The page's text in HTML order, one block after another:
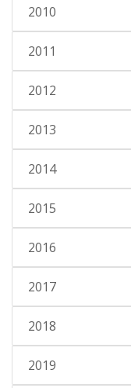
2010
2011
2012
2013
2014
2015
2016
2017
2018
2019